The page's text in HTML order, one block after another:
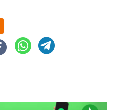
su visita en Israel participando del
En la era Milei el poder